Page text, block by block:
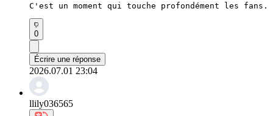
C'est un moment qui touche profondément les fans.
0
Écrire une réponse
2026.07.01 23:04
llily036565